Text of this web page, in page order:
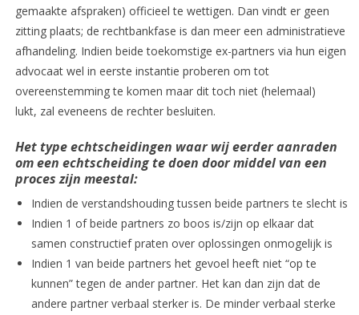
gemaakte afspraken) officieel te wettigen. Dan vindt er geen
zitting plaats; de rechtbankfase is dan meer een administratieve
afhandeling. Indien beide toekomstige ex-partners via hun eigen
advocaat wel in eerste instantie proberen om tot
overeenstemming te komen maar dit toch niet (helemaal)
lukt, zal eveneens de rechter besluiten.
Het type echtscheidingen waar wij eerder aanraden
om een echtscheiding te doen door middel van een
proces zijn meestal:
Indien de verstandshouding tussen beide partners te slecht is
Indien 1 of beide partners zo boos is/zijn op elkaar dat
samen constructief praten over oplossingen onmogelijk is
Indien 1 van beide partners het gevoel heeft niet “op te
kunnen” tegen de ander partner. Het kan dan zijn dat de
andere partner verbaal sterker is. De minder verbaal sterke